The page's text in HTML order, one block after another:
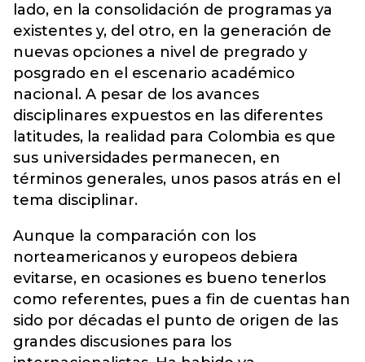
lado, en la consolidación de programas ya
existentes y, del otro, en la generación de
nuevas opciones a nivel de pregrado y
posgrado en el escenario académico
nacional. A pesar de los avances
disciplinares expuestos en las diferentes
latitudes, la realidad para Colombia es que
sus universidades permanecen, en
términos generales, unos pasos atrás en el
tema disciplinar.
Aunque la comparación con los
norteamericanos y europeos debiera
evitarse, en ocasiones es bueno tenerlos
como referentes, pues a fin de cuentas han
sido por décadas el punto de origen de las
grandes discusiones para los